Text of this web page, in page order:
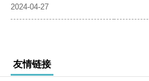
2024-04-27
友情链接